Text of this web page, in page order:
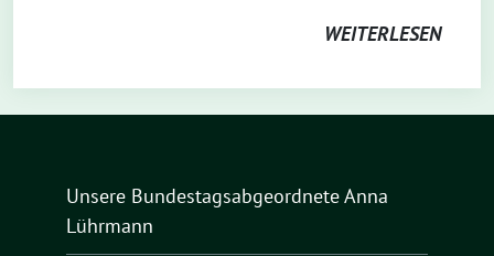
WEITERLESEN
Unsere Bundestagsabgeordnete Anna
Lührmann